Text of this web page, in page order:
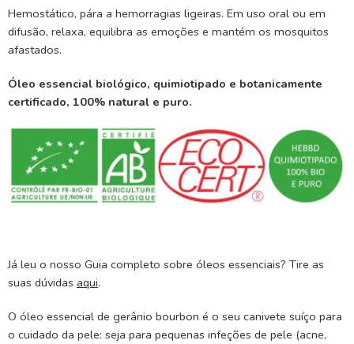
Hemostático, pára a hemorragias ligeiras. Em uso oral ou em
difusão, relaxa, equilibra as emoções e mantém os mosquitos
afastados.
Óleo essencial biológico, quimiotipado e botanicamente
certificado, 100% natural e puro.
Já leu o nosso Guia completo sobre óleos essenciais? Tire as
suas dúvidas aqui.
O óleo essencial de gerânio bourbon é o seu canivete suíço para
o cuidado da pele: seja para pequenas infeções de pele (acne,